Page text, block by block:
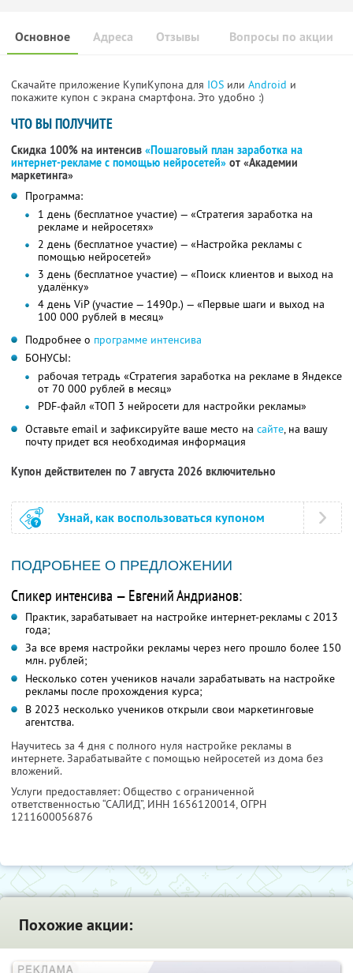
Основное Отзывы Вопросы по акции
Адреса
Скачайте приложение КупиКупона для IOS или Android и
покажите купон с экрана смартфона. Это удобно :)
ЧТО ВЫ ПОЛУЧИТЕ
Скидка 100% на интенсив «Пошаговый план заработка на
интернет-рекламе с помощью нейросетей» от «Академии
маркетинга»
Программа:
1 день (бесплатное участие) — «Стратегия заработка на
рекламе и нейросетях»
2 день (бесплатное участие) — «Настройка рекламы с
помощью нейросетей»
3 день (бесплатное участие) — «Поиск клиентов и выход на
удалёнку»
4 день ViP (участие — 1490р.) — «Первые шаги и выход на
100 000 рублей в месяц»
Подробнее о программе интенсива
БОНУСЫ:
рабочая тетрадь «Стратегия заработка на рекламе в Яндексе
от 70 000 рублей в месяц»
PDF-файл «ТОП 3 нейросети для настройки рекламы»
Оставьте email и зафиксируйте ваше место на сайте, на вашу
почту придет вся необходимая информация
Купон действителен по 7 августа 2026 включительно
Узнай, как воспользоваться купоном
ПОДРОБНЕЕ О ПРЕДЛОЖЕНИИ
Спикер интенсива — Евгений Андрианов:
Практик, зарабатывает на настройке интернет-рекламы с 2013
года;
За все время настройки рекламы через него прошло более 150
млн. рублей;
Несколько сотен учеников начали зарабатывать на настройке
рекламы после прохождения курса;
В 2023 несколько учеников открыли свои маркетинговые
агентства.
Научитесь за 4 дня с полного нуля настройке рекламы в
интернете. Зарабатывайте с помощью нейросетей из дома без
вложений.
Услуги предоставляет: Общество с ограниченной
ответственностью “САЛИД”, ИНН 1656120014, ОГРН
1211600056876
Похожие акции: